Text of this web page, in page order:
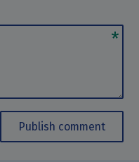
Publish comment